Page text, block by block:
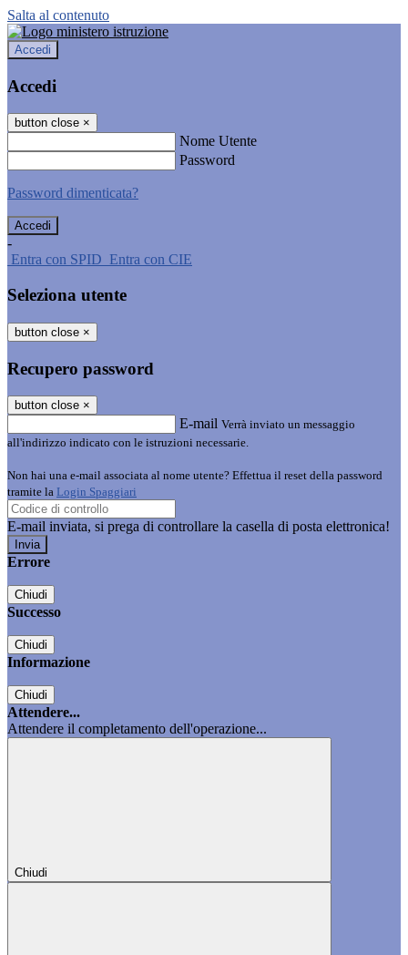
Salta al contenuto
Accedi
Accedi
button close ×
Nome Utente
Password
Password dimenticata?
-
Entra con SPID Entra con CIE
Seleziona utente
button close ×
Recupero password
button close ×
E-mail Verrà inviato un messaggio
all'indirizzo indicato con le istruzioni necessarie.
Non hai una e-mail associata al nome utente? Effettua il reset della password
tramite la Login Spaggiari
E-mail inviata, si prega di controllare la casella di posta elettronica!
Errore
Chiudi
Successo
Chiudi
Informazione
Chiudi
Attendere...
Attendere il completamento dell'operazione...
Chiudi